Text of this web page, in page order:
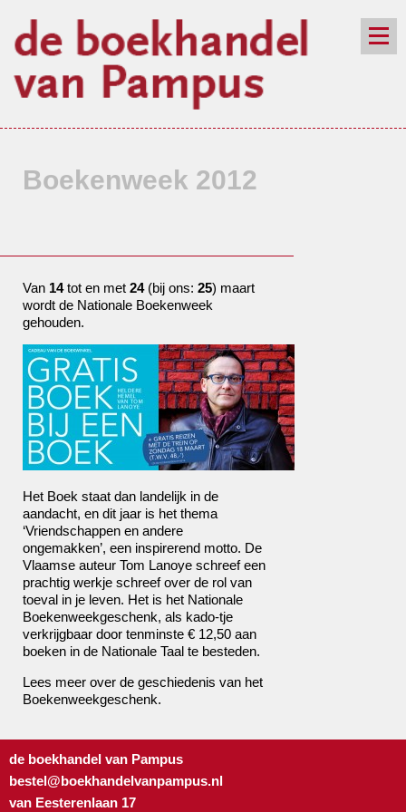
Boekenweek 2012
Van 14tot en met 24(bij ons: 25) maart
wordt de Nationale Boekenweek
gehouden.
Het Boek staat dan landelijk in de
aandacht, en dit jaar is het thema
‘Vriendschappen en andere
ongemakken’, een inspirerend motto. De
Vlaamse auteur Tom Lanoye schreef een
prachtig werkje schreef over de rol van
toeval in je leven. Het is het Nationale
Boekenweekgeschenk, als kado-tje
verkrijgbaar door tenminste € 12,50 aan
boeken in de Nationale Taal te besteden.
Lees meer over de geschiedenis van het
Boekenweekgeschenk.
de boekhandel van Pampus
bestel@boekhandelvanpampus.nl
van Eesterenlaan 17